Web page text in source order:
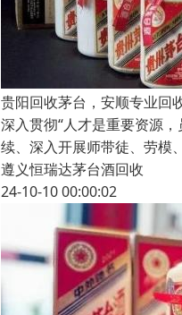
贵阳回收茅台，安顺专业回
深入贯彻“人才是重要资源
续、深入开展师带徒、劳模
遵义恒瑞达茅台酒回收
24-10-10 00:00:02